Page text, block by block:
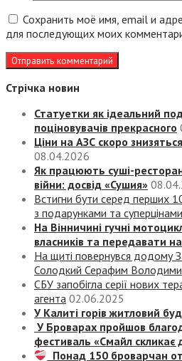
Сохранить моё имя, email и
для последующих моих
Стрічка новин
Статуетки як ідеальний
поціновувачів прекрасного
Ціни на АЗС скоро
08.04.2026
Як працюють суші-
війни: досвід «Сушия»
Встигни бути серед перших
з подарунками та суперцінами
На Вінничині гучні
власників та передавати
На щиті повернувся додому
Солодкий Серафим
СБУ запобігла серії нових
агента 02.06.2025
У Калиті горів житловий
У Броварах пройшов
фестиваль «Смайл скликає
Понад 150 броварчан